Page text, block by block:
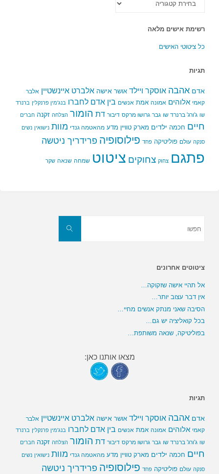
הקטגוריות
רשימת אישים מלאה
כל ציטוטי האישים
תגיות
אדם אהבה אוסקר ויילד אושר אישה אלברט איינשטיין אלבר
קאמי אלוהים אמונה אמת אנשים בין אדם לחברו בנג'מין פרנקלין ברנרד
שו ג'ורג' ברנרד שו גבר גרושו מרקס דיבור דת הומור הצלחה זקנה חברים
חיים חכמה ילדים מארק טוויין מדע מהאטמה גנדי מוות נישואין נשים
סנקה עולם פוליטיקה פחד פילוסופיה פרידריך ניטשה
פתגם צחוק צחוקים ציטוט שמחה שנאה שקר
חפשו
ציטוטים אחרונים
אל תהיי אישה שזקוקה…
אין דבר עצוב יותר…
הסיבה שאני מנתק אנשים מחיי…
בכל קואליציה יש גם…
בפוליטיקה, שנאה משותפת…
מצאו אותנו כאן:
תגיות
אדם אהבה אוסקר ויילד אושר אישה אלברט איינשטיין אלבר
קאמי אלוהים אמונה אמת אנשים בין אדם לחברו בנג'מין פרנקלין ברנרד
שו ג'ורג' ברנרד שו גבר גרושו מרקס דיבור דת הומור הצלחה זקנה חברים
חיים חכמה ילדים מארק טוויין מדע מהאטמה גנדי מוות נישואין נשים
סנקה עולם פוליטיקה פחד פילוסופיה פרידריך ניטשה